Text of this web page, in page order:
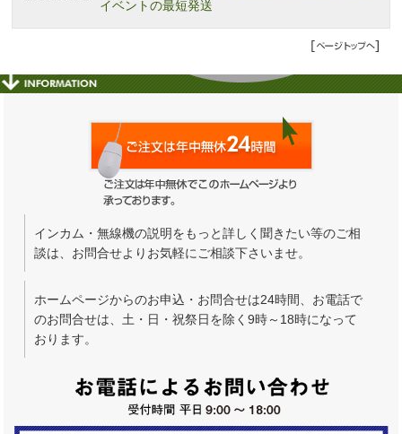
イベントの最短発送
インカム・無線機の説明をもっと詳しく聞きたい等のご相
談は、お問合せよりお気軽にご相談下さいませ。
ホームページからのお申込・お問合せは24時間、お電話で
のお問合せは、土・日・祝祭日を除く9時～18時になって
おります。